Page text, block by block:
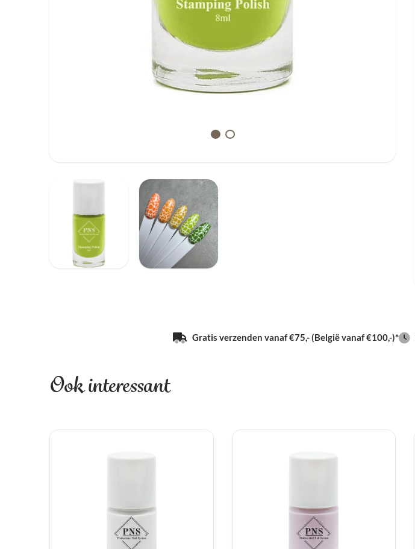
Gratis verzenden vanaf €75,- (België vanaf €100,-)*
Ook interessant